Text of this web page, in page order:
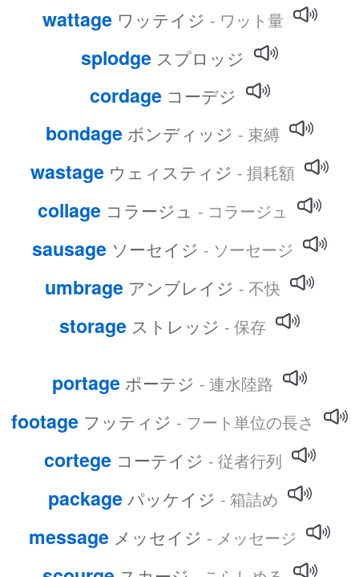
wattage ワッテイジ - ワット量
splodge スプロッジ
cordage コーデジ
bondage ボンディッジ - 束縛
wastage ウェィスティジ - 損耗額
collage コラージュ - コラージュ
sausage ソーセイジ - ソーセージ
umbrage アンブレイジ - 不快
storage ストレッジ - 保存
portage ポーテジ - 連水陸路
footage フッティジ - フート単位の長さ
cortege コーテイジ - 従者行列
package パッケイジ - 箱詰め
message メッセイジ - メッセージ